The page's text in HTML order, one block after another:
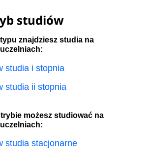
studiów
znajdziesz studia na
studia i stopnia
studia ii stopnia
możesz studiować na
studia stacjonarne